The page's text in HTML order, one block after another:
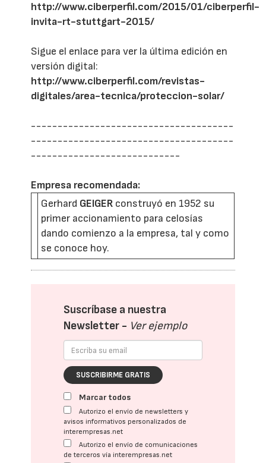
http://www.ciberperfil.com/2015/01/ciberperfil-
invita-rt-stuttgart-2015/
Sigue el enlace para ver la última edición en
versión digital:
http://www.ciberperfil.com/revistas-
digitales/area-tecnica/proteccion-solar/
--------------------------------------
--------------------------------------
----------------------------
Empresa recomendada:
Gerhard GEIGER construyó en 1952 su
primer accionamiento para celosías
dando comienzo a la empresa, tal y como
se conoce hoy.
Suscríbase a nuestra
Newsletter - Ver ejemplo
SUSCRIBIRME GRATIS
Marcar todos
Autorizo el envío de newsletters y
avisos informativos personalizados de
interempresas.net
Autorizo el envío de comunicaciones
de terceros vía interempresas.net